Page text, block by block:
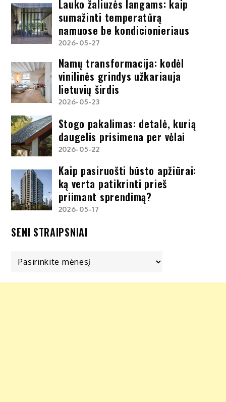
Lauko žaliuzės langams: kaip
sumažinti temperatūrą
namuose be kondicionieriaus
2026-05-27
Namų transformacija: kodėl
vinilinės grindys užkariauja
lietuvių širdis
2026-05-23
Stogo pakalimas: detalė, kurią
daugelis prisimena per vėlai
2026-05-22
Kaip pasiruošti būsto apžiūrai:
ką verta patikrinti prieš
priimant sprendimą?
2026-05-17
SENI STRAIPSNIAI